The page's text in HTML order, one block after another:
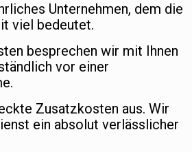
Unternehmen, dem die
viel bedeutet.
besprechen wir mit Ihnen
vor einer
Zusatzkosten aus. Wir
ein absolut verlässlicher